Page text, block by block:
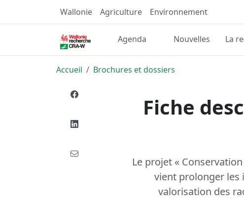
Wallonie Agriculture Environnement
Agenda Nouvelles La
Accueil
Brochures et dossiers
Fiche
Le projet «
vient prolonger les
valorisation des